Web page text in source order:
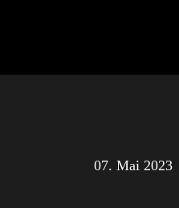
07. Mai 2023